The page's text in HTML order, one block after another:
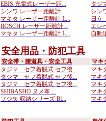
EBIS 充電式レーザー距...
シンワ レーザー距離計 ...
マキタ レーザー距離計 L...
BOSCH レーザー距離計...
マキタ レーザー距離計 L...
タジ
シン
日
エレ
自動
安全用品・防犯工具
安全帯・腰道具・安全工具
タジマ セフ着脱式 セフ後...
タジマ セフ着脱式 セフ後...
タジマ セフ着脱式 セフ後...
SHIBASHO ヌメ革 ...
フジ矢 収納シリーズ Bl...
マキ
マキ
マキ
マキ
マキ
マキ